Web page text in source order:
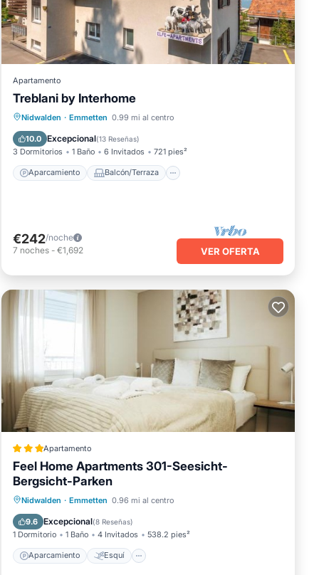
a
Apartamento
Treblani by Interhome
Nidwalden · Emmetten 0.99 mi al centro
10.0 Excepcional(13 Reseñas)
3 Dormitorios 1 Baño 6 Invitados 721 pies²
Aparcamiento Balcón/Terraza
Aparcamiento
Balcón/Terraza
Cocina
Internet
€242/noche
7 noches - €1,692 VER OFERTA
Apartamento
Feel Home Apartments 301-Seesicht-
Bergsicht-Parken
Nidwalden · Emmetten 0.96 mi al centro
9.6 Excepcional(8 Reseñas)
1 Dormitorio 1 Baño 4 Invitados 538.2 pies²
Aparcamiento Esquí
Aparcamiento
Esquí
Balcón/Terraza